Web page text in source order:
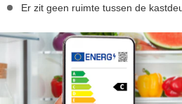
Er zit geen ruimte tussen de